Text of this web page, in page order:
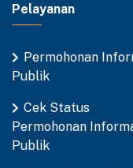
Pelayanan
Permohonan
Publik
Cek Status
Permohonan
Publik